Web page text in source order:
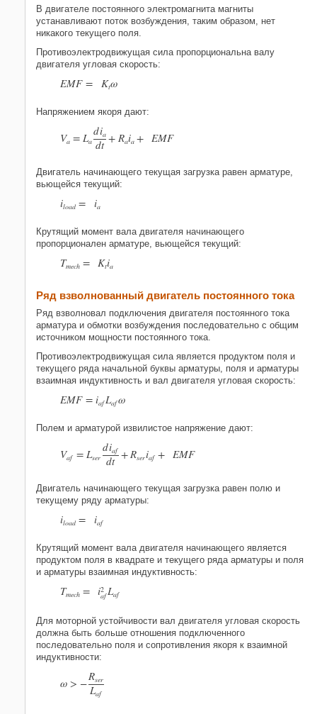
В двигателе постоянного электромагнита магниты
устанавливают поток возбуждения, таким образом, нет
никакого текущего поля.
Противоэлектродвижущая сила пропорциональна валу
двигателя угловая скорость:
EMF = Ktω
Напряжением якоря дают:
Va =La
dia
dt +Raia + EMF
Двигатель начинающего текущая загрузка равен арматуре,
вьющейся текущий:
iload = ia
Крутящий момент вала двигателя начинающего
пропорционален арматуре, вьющейся текущий:
Tmech = Ktia
Ряд взволнованный двигатель постоянного тока
Ряд взволновал подключения двигателя постоянного тока
арматура и обмотки возбуждения последовательно с общим
источником мощности постоянного тока.
Противоэлектродвижущая сила является продуктом поля и
текущего ряда начальной буквы арматуры, поля и арматуры
взаимная индуктивность и вал двигателя угловая скорость:
EMF =iafLafω
Полем и арматурой извилистое напряжение дают:
Vaf =Lser
diaf
dt +Rseriaf + EMF
Двигатель начинающего текущая загрузка равен полю и
текущему ряду арматуры:
iload = iaf
Крутящий момент вала двигателя начинающего является
продуктом поля в квадрате и текущего ряда арматуры и поля
и арматуры взаимная индуктивность:
Tmech = i2
afLaf
Для моторной устойчивости вал двигателя угловая скорость
должна быть больше отношения подключенного
последовательно поля и сопротивления якоря к взаимной
индуктивности:
ω> −Rser
Laf